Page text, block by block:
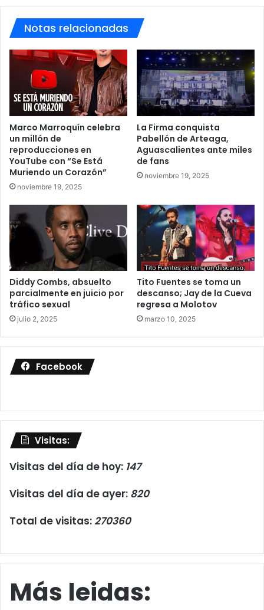
Notas relacionadas
Marco Marroquín celebra
un millón de
reproducciones en
YouTube con “Se Está
Muriendo un Corazón”
noviembre 19, 2025
La Firma conquista
Pabellón de Arteaga,
Aguascalientes ante miles
de fans
noviembre 19, 2025
Diddy Combs, absuelto
parcialmente en juicio por
tráfico sexual
julio 2, 2025
Tito Fuentes se toma un
descanso; Jay de la Cueva
regresa a Molotov
marzo 10, 2025
Facebook
Visitas:
Visitas del día de hoy: 147
Visitas del día de ayer: 820
Total de visitas: 270360
Más leidas: